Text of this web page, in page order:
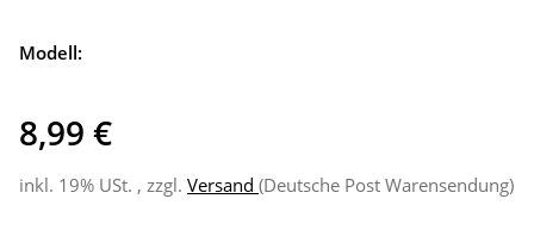
Modell:
8,99 €
inkl. 19% USt. , zzgl. Versand (Deutsche Post Warensendung)